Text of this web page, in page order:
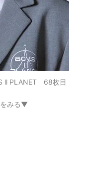
ll PLANET 68枚目
みる▼